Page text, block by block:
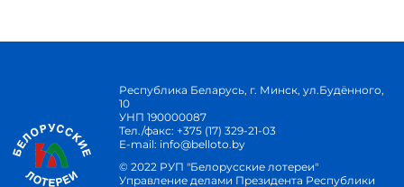
Республика Беларусь, г. Минск, ул.Будённого,
10
УНП 190000087
Тел./факс: +375 (17) 329-21-03
E-mail: info@belloto.by
© 2022 РУП "Белорусские лотереи"
Управление делами Президента Республики